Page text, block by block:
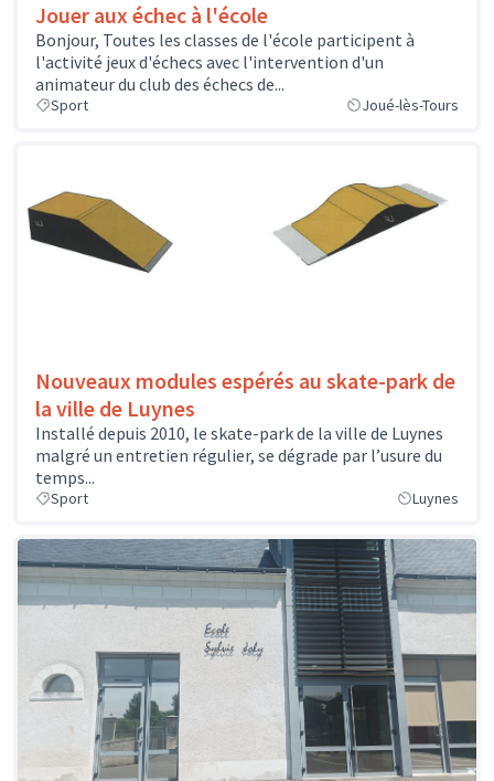
Jouer aux échec à l'école
Bonjour, Toutes les classes de l'école participent à
l'activité jeux d'échecs avec l'intervention d'un
animateur du club des échecs de...
Sport Joué-lès-Tours
Nouveaux modules espérés au skate-park de
la ville de Luynes
Installé depuis 2010, le skate-park de la ville de Luynes
malgré un entretien régulier, se dégrade par l’usure du
temps...
Sport Luynes